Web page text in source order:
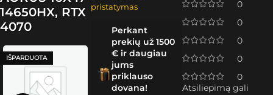
14650HX, RTX
4070
IŠPARDUOTA
pristatymas
Perkant
prekių už 1500
€ ir daugiau
jums
priklauso
dovana!
0
0
0
0
0
Atsiliepimą gali